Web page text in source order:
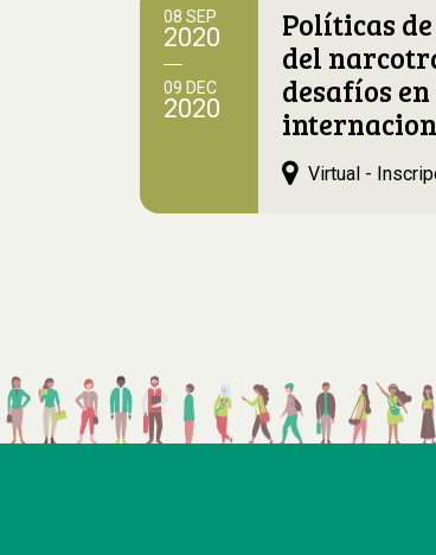
08 SEP
2020
09 DEC
2020
Políticas
del
desafíos
Virtual -